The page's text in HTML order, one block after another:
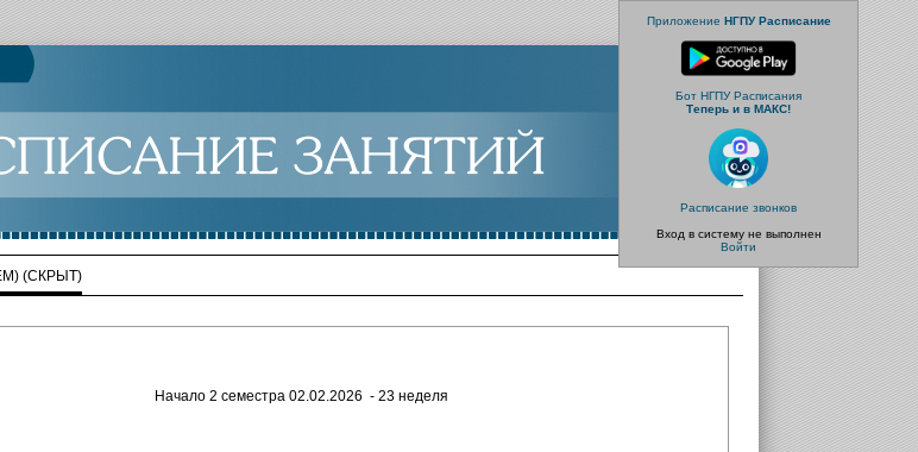
Приложение НГПУ Расписание
Бот НГПУ Расписания
Теперь и в МАКС!
Расписание звонков
Вход в систему не выполнен
Войти
(СКРЫТ)
Начало 2 семестра 02.02.2026 - 23 неделя